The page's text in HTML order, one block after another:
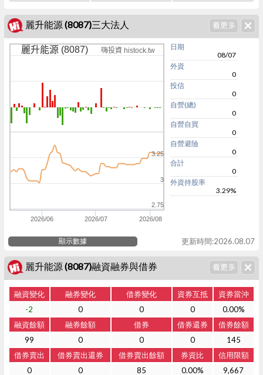
麗升能源 (8087)三大法人
麗升能源 (8087) 嗨投資 histock.tw
2026/06 2026/07 2026/08
2.75
3
3.25
日期
08/07
外資
0
投信
0
自營(總)
0
自營自買
0
自營避險
0
合計
0
外資持股率
3.29%
顯示數據 更新時間:2026.08.07
麗升能源 (8087)融資融券與借券
融資變化 融券變化 借券變化 資券互抵
資券當沖
-2
0 0 0
0.00%
融資餘額
融券餘額 借券 借券還券
借券餘額
99
0 0 0
145
借券賣出
借券賣出還券 借券賣出餘額 券資比
信用限額
0
0 85 0.00% 9,667